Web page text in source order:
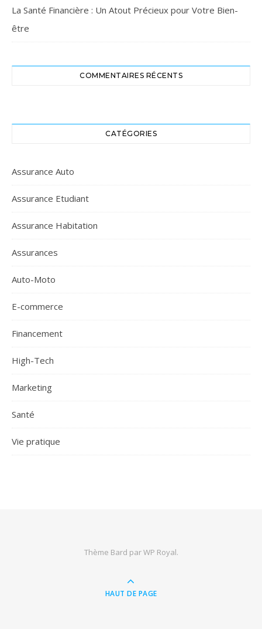
La Santé Financière : Un Atout Précieux pour Votre Bien-
être
COMMENTAIRES RÉCENTS
CATÉGORIES
Assurance Auto
Assurance Etudiant
Assurance Habitation
Assurances
Auto-Moto
E-commerce
Financement
High-Tech
Marketing
Santé
Vie pratique
Thème Bard parWP Royal.
HAUT DE PAGE